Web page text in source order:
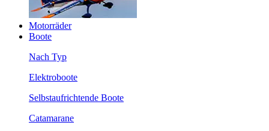
Motorräder
Boote
Nach Typ
Elektroboote
Selbstaufrichtende Boote
Catamarane